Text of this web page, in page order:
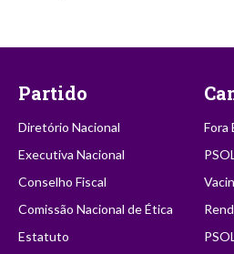
Partido
Diretório Nacional
Executiva Nacional
Conselho Fiscal
Comissão Nacional de Ética
Estatuto
Fora